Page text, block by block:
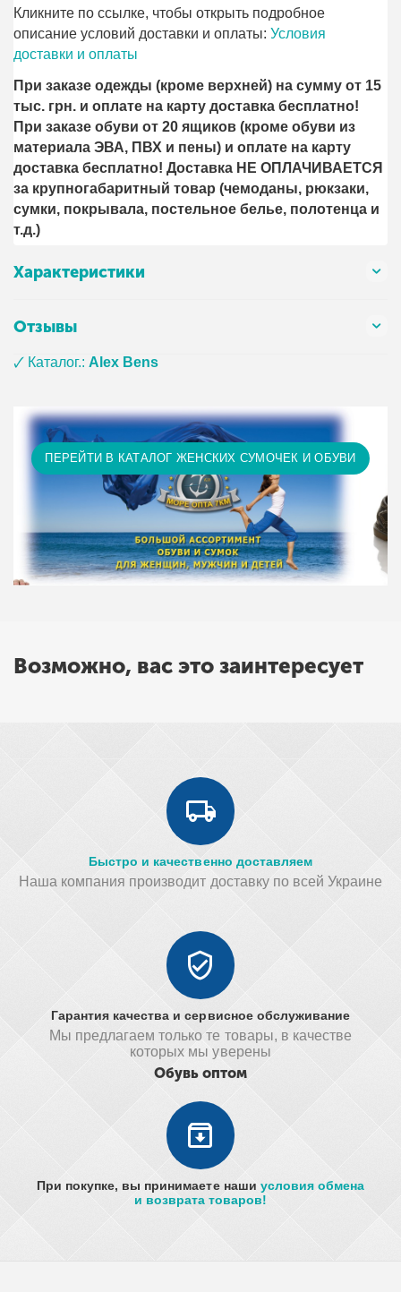
Кликните по ссылке, чтобы открыть подробное
описание условий доставки и оплаты:Условия
доставки и оплаты
При заказе одежды (кроме верхней) на сумму от 15
тыс. грн. и оплате на карту доставка бесплатно!
При заказе обуви от 20 ящиков (кроме обуви из
материала ЭВА, ПВХ и пены) и оплате на карту
доставка бесплатно! Доставка НЕ ОПЛАЧИВАЕТСЯ
за крупногабаритный товар (чемоданы, рюкзаки,
сумки, покрывала, постельное белье, полотенца и
т.д.)
Характеристики
Отзывы
🗸 Каталог.:Alex Bens
ПЕРЕЙТИ В КАТАЛОГ ЖЕНСКИХ СУМОЧЕК И ОБУВИ
Возможно, вас это заинтересует
Быстро и качественно доставляем
Наша компания производит доставку по всей Украине
Гарантия качества и сервисное обслуживание
Мы предлагаем только те товары, в качестве
которых мы уверены
Обувь оптом
При покупке, вы принимаете наши условия обмена
и возврата товаров!